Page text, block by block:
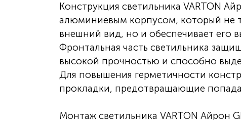
Конструкция светильника VARTON
алюминиевым корпусом, который не
внешний вид, но и обеспечивает его
Фронтальная часть светильника
высокой прочностью и способно
Для повышения герметичности
прокладки, предотвращающие
Монтаж светильника VARTON Айрон